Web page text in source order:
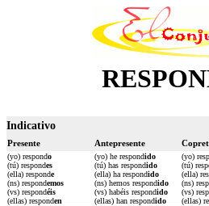
Indicativo
Presente Antepresente
(yo) respondo
(tú) respondes
(ella) responde
(ns) respondemos
(vs) respondéis
(ellas) responden
(yo) he respondido
(tú) has respondido
(ella) ha respondido
(ns) hemos respondido
(vs) habéis respondido
(ellas) han respondido
(yo)
(tú)
(ella)
(ns)
(vs)
(ellas)